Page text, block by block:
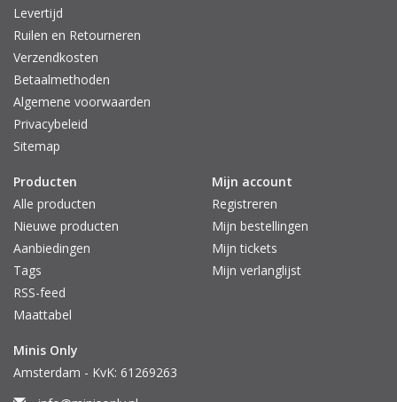
Levertijd
Ruilen en Retourneren
Verzendkosten
Betaalmethoden
Algemene voorwaarden
Privacybeleid
Sitemap
Producten
Alle producten
Nieuwe producten
Aanbiedingen
Tags
RSS-feed
Maattabel
Mijn account
Registreren
Mijn bestellingen
Mijn tickets
Mijn verlanglijst
Minis Only
Amsterdam - KvK: 61269263